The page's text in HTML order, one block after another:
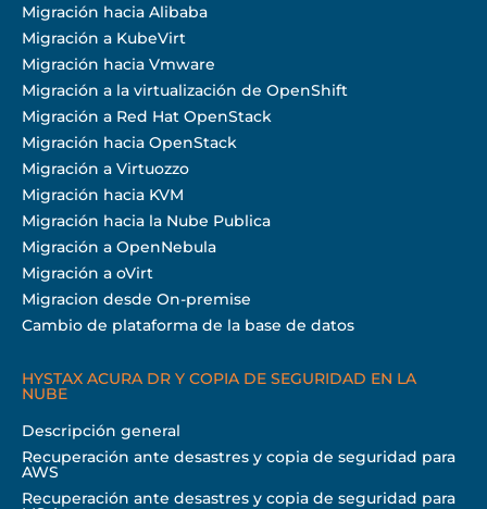
Migración hacia Alibaba
Migración a KubeVirt
Migración hacia Vmware
Migración a la virtualización de OpenShift
Migración a Red Hat OpenStack
Migración hacia OpenStack
Migración a Virtuozzo
Migración hacia KVM
Migración hacia la Nube Publica
Migración a OpenNebula
Migración a oVirt
Migracion desde On-premise
Cambio de plataforma de la base de datos
HYSTAX ACURA DR Y COPIA DE SEGURIDAD EN LA
NUBE
Descripción general
Recuperación ante desastres y copia de seguridad para
AWS
Recuperación ante desastres y copia de seguridad para